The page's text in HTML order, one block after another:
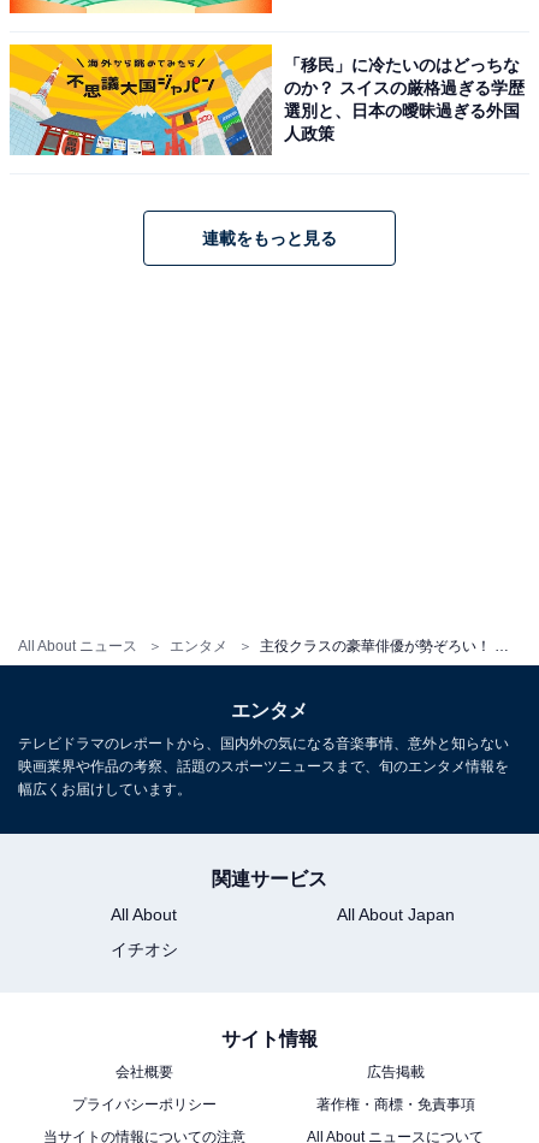
All About ニュース エンタメ
連続テレビ小説 あんぱん Part1 (1) (NHKドラマ・ガイド)
こちらもおすすめ
「移民」に冷たいのはどっちな
のか？ スイスの厳格過ぎる学歴
選別と、日本の曖昧過ぎる外国
人政策
連載をもっと見る
エンタメ
テレビドラマのレポートから、国内外の気になる音楽事情、意外と知らない
映画業界や作品の考察、話題のスポーツニュースまで、旬のエンタメ情報を
幅広くお届けしています。
関連サービス
All About
All About Japan
イチオシ
サイト情報
会社概要
広告掲載
プライバシーポリシー
著作権・商標・免責事項
当サイトの情報についての注意
All About ニュースについて